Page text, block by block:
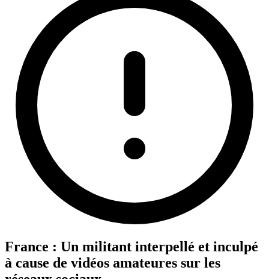
France : Un militant interpellé et inculpé
à cause de vidéos amateures sur les